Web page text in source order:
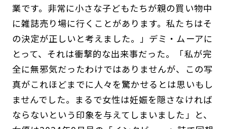
業です。非常に小さな子どもたちが親の買い物中
に雑誌売り場に行くことがあります。私たちはそ
の決定が正しいと考えました。」デミ・ムーアに
とって、それは衝撃的な出来事だった。「私が完
全に無邪気だったわけではありませんが、この写
真がこれほどまでに人々を驚かせるとは思いもし
ませんでした。まるで女性は妊娠を隠さなければ
ならないという印象を与えてしまいました」と、